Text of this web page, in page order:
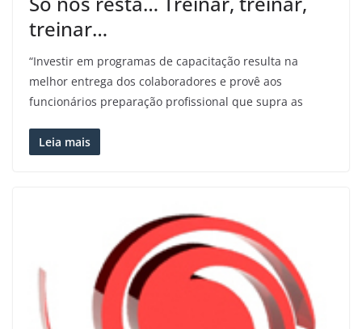
treinar…
“Investir em programas de capacitação resulta na
melhor entrega dos colaboradores e provê aos
funcionários preparação profissional que supra as
Leia mais